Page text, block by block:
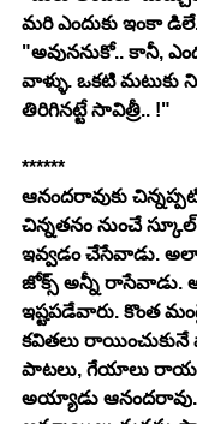
మరి ఎందుకు ఇంకా
"అవుననుకో.. కానీ,
వాళ్ళు. ఒకటి మటుకు
తిరిగినట్టే సావిత్రీ.. !"
******
ఆనందరావుకు
చిన్నతనం నుంచే
ఇవ్వడం చేసేవాడు.
జోక్స్ అన్నీ
ఇష్టపడేవారు. కొంత
కవితలు రాయించుకునే
పాటలు, గేయాలు
అయ్యాడు